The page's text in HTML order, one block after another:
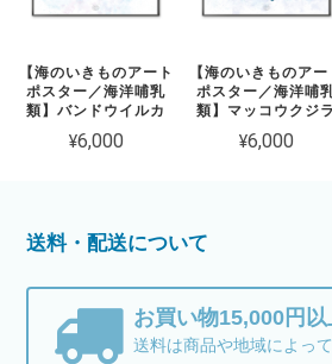
【海のいきものアート
ポスター／海洋哺乳
類】バンドウイルカ
¥6,000
【海のいきものアー
ポスター／海洋哺
類】マッコウクジラ
¥6,000
送料・配送について
お買い物15,000円
送料は商品や地域によっ